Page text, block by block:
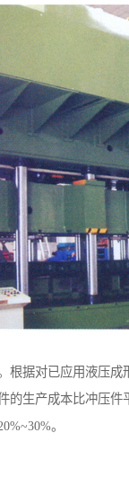
根据对已应用液压成
的生产成本比冲压件
。